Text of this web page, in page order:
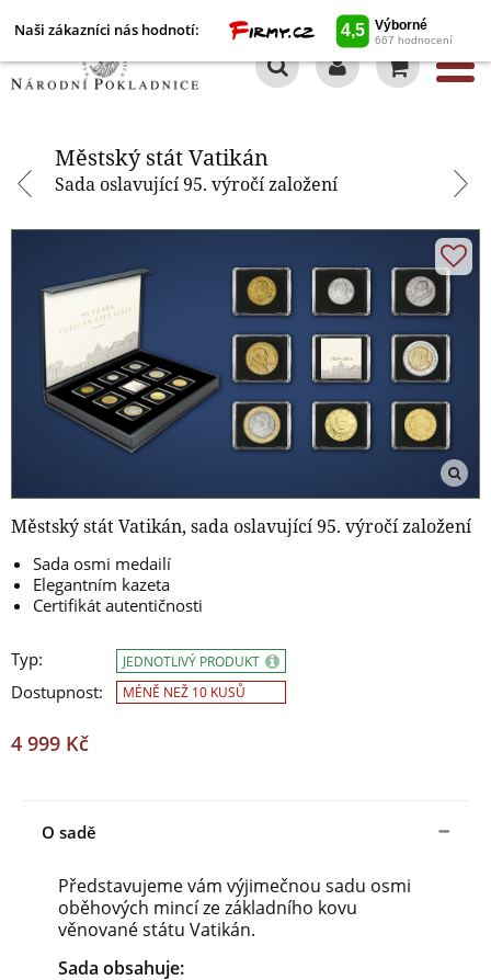
Naši zákazníci nás hodnotí:
Městský stát Vatikán
Sada oslavující 95. výročí založení
Městský stát Vatikán, sada oslavující 95. výročí založení
Sada osmi medailí
Elegantním kazeta
Certifikát autentičnosti
Typ:
Dostupnost:
JEDNOTLIVÝ PRODUKT
MÉNĚ NEŽ 10 KUSŮ
4 999 Kč
O sadě
Představujeme vám výjimečnou sadu osmi
oběhových mincí ze základního kovu
věnované státu Vatikán.
Sada obsahuje:
Městský stát Vatikán